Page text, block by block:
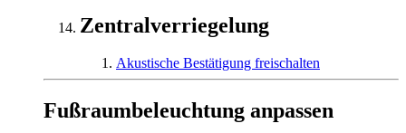
Zentralverriegelung
Akustische Bestätigung freischalten
Fußraumbeleuchtung anpassen